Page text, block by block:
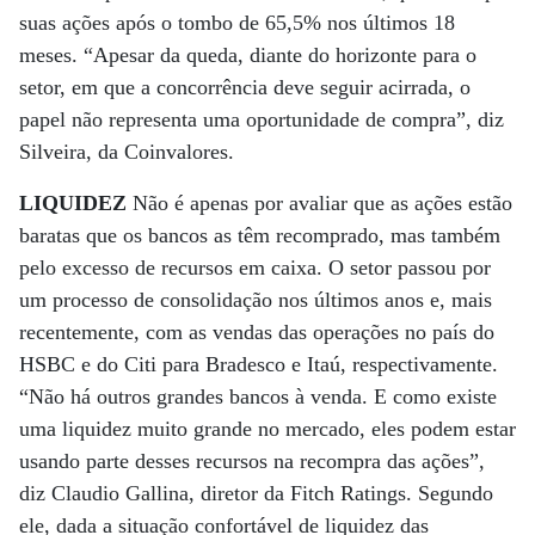
suas ações após o tombo de 65,5% nos últimos 18
meses. “Apesar da queda, diante do horizonte para o
setor, em que a concorrência deve seguir acirrada, o
papel não representa uma oportunidade de compra”, diz
Silveira, da Coinvalores.
LIQUIDEZ Não é apenas por avaliar que as ações estão
baratas que os bancos as têm recomprado, mas também
pelo excesso de recursos em caixa. O setor passou por
um processo de consolidação nos últimos anos e, mais
recentemente, com as vendas das operações no país do
HSBC e do Citi para Bradesco e Itaú, respectivamente.
“Não há outros grandes bancos à venda. E como existe
uma liquidez muito grande no mercado, eles podem estar
usando parte desses recursos na recompra das ações”,
diz Claudio Gallina, diretor da Fitch Ratings. Segundo
ele, dada a situação confortável de liquidez das